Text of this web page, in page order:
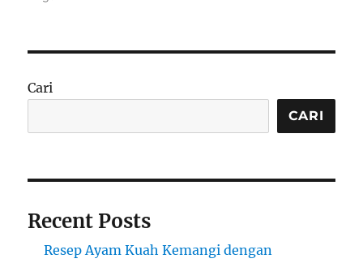
Cari
CARI
Recent Posts
Resep Ayam Kuah Kemangi dengan